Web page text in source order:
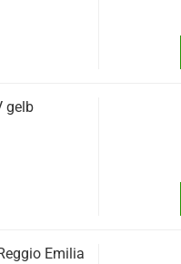
gelb
Emilia